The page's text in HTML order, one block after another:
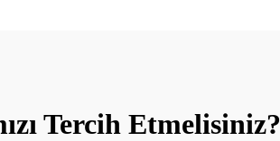
Tercih Etmelisiniz?